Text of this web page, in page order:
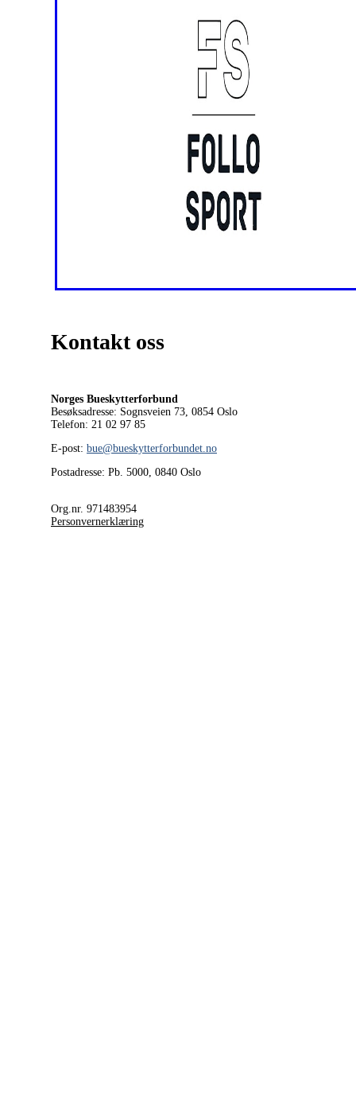
Kontakt oss
Norges Bueskytterforbund
Besøksadresse: Sognsveien 73, 0854 Oslo
Telefon: 21 02 97 85
E-post: bue@bueskytterforbundet.no
Postadresse: Pb. 5000, 0840 Oslo
Org.nr. 971483954
Personvernerklæring